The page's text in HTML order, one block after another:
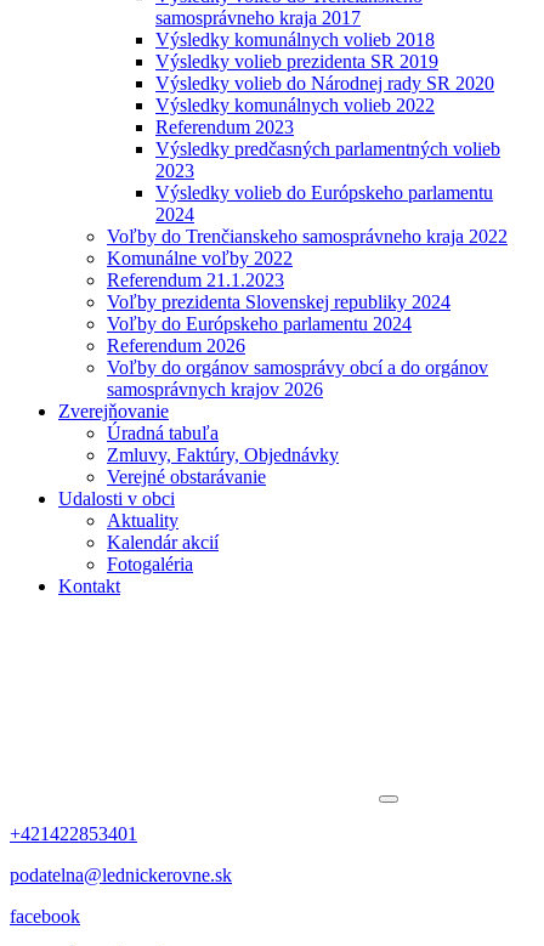
samosprávneho kraja 2017
Výsledky komunálnych volieb 2018
Výsledky volieb prezidenta SR 2019
Výsledky volieb do Národnej rady SR 2020
Výsledky komunálnych volieb 2022
Referendum 2023
Výsledky predčasných parlamentných volieb
2023
Výsledky volieb do Európskeho parlamentu
2024
Voľby do Trenčianskeho samosprávneho kraja 2022
Komunálne voľby 2022
Referendum 21.1.2023
Voľby prezidenta Slovenskej republiky 2024
Voľby do Európskeho parlamentu 2024
Referendum 2026
Voľby do orgánov samosprávy obcí a do orgánov
samosprávnych krajov 2026
Zverejňovanie
Úradná tabuľa
Zmluvy, Faktúry, Objednávky
Verejné obstarávanie
Udalosti v obci
Aktuality
Kalendár akcií
Fotogaléria
Kontakt
+421422853401
podatelna@lednickerovne.sk
facebook